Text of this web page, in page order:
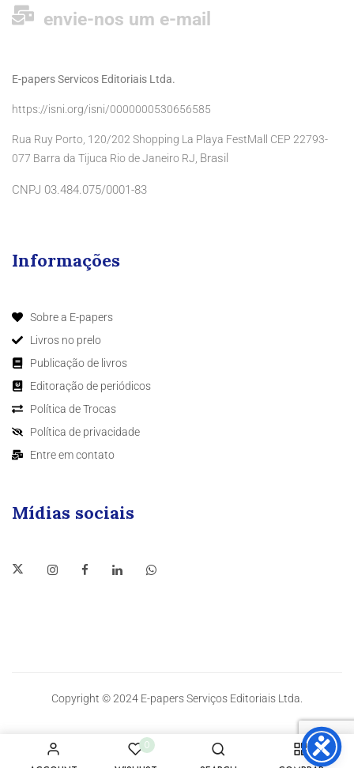
0
envie-nos um e-mail
E-papers Servicos Editoriais Ltda.
https://isni.org/isni/0000000530656585
Rua Ruy Porto, 120/202 Shopping La Playa FestMall CEP 22793-
077 Barra da Tijuca Rio de Janeiro RJ, Brasil
CNPJ 03.484.075/0001-83
Informações
Sobre a E-papers
Livros no prelo
Publicação de livros
Editoração de periódicos
Política de Trocas
Política de privacidade
Entre em contato
Mídias sociais
Copyright © 2024 E-papers Serviços Editoriais Ltda.